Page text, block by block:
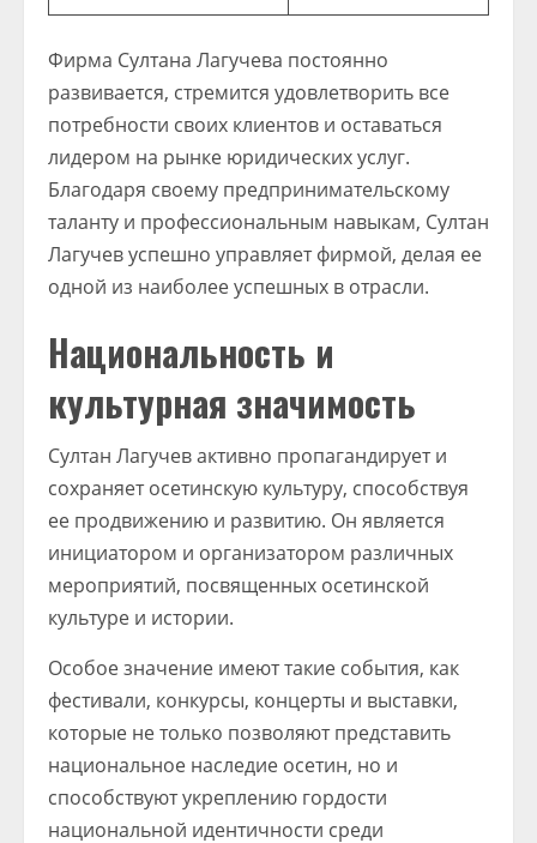
Фирма Султана Лагучева постоянно
развивается, стремится удовлетворить все
потребности своих клиентов и оставаться
лидером на рынке юридических услуг.
Благодаря своему предпринимательскому
таланту и профессиональным навыкам, Султан
Лагучев успешно управляет фирмой, делая ее
одной из наиболее успешных в отрасли.
Национальность и
культурная значимость
Султан Лагучев активно пропагандирует и
сохраняет осетинскую культуру, способствуя
ее продвижению и развитию. Он является
инициатором и организатором различных
мероприятий, посвященных осетинской
культуре и истории.
Особое значение имеют такие события, как
фестивали, конкурсы, концерты и выставки,
которые не только позволяют представить
национальное наследие осетин, но и
способствуют укреплению гордости
национальной идентичности среди